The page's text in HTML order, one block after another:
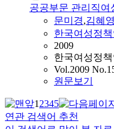
공공부문 관리직
문미경,김혜영
한국여성정
2009
한국여성정
Vol.2009
원문보기
12345
연관 검색어 추천